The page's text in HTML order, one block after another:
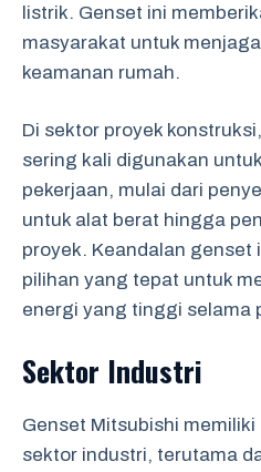
listrik. Genset ini
masyarakat untuk
keamanan rumah.
Di sektor proyek
sering kali digunakan
pekerjaan, mulai dari
untuk alat berat hingga
proyek. Keandalan genset
pilihan yang tepat untuk
energi yang tinggi selama
Sektor Industri
Genset Mitsubishi
sektor industri, terutama